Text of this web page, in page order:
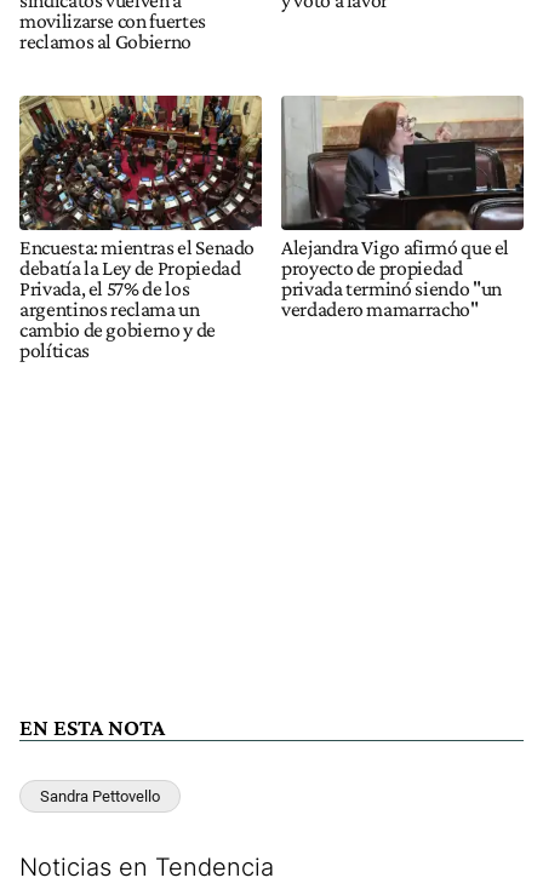
movilizarse con fuertes
reclamos al Gobierno
Encuesta: mientras el Senado
debatía la Ley de Propiedad
Privada, el 57% de los
argentinos reclama un
cambio de gobierno y de
políticas
Alejandra Vigo afirmó que el
proyecto de propiedad
privada terminó siendo "un
verdadero mamarracho"
EN ESTA NOTA
Sandra Pettovello
Noticias en Tendencia